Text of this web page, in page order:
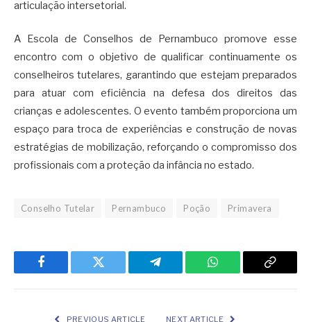
articulação intersetorial.
A Escola de Conselhos de Pernambuco promove esse
encontro com o objetivo de qualificar continuamente os
conselheiros tutelares, garantindo que estejam preparados
para atuar com eficiência na defesa dos direitos das
crianças e adolescentes. O evento também proporciona um
espaço para troca de experiências e construção de novas
estratégias de mobilização, reforçando o compromisso dos
profissionais com a proteção da infância no estado.
Conselho Tutelar Pernambuco Poção Primavera
Facebook Twitter Telegram WhatsApp Copy
PREVIOUS ARTICLE NEXT ARTICLE